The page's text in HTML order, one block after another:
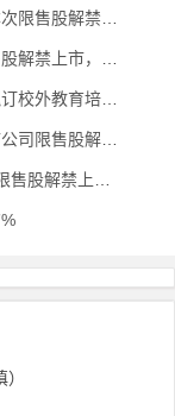
占公司总股本的16.4097%
公司总股本的2.44%
规范管理政策等
占总股本的45.1406%
司总股本的44.6665%